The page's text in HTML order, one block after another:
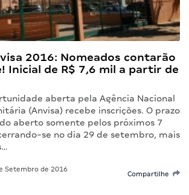
2016: Nomeados contarão
Inicial de R$ 7,6 mil a partir de
aberta pela Agência Nacional
(Anvisa) recebe inscrições. O prazo
aberto somente pelos próximos 7
se no dia 29 de setembro, mais
Setembro de 2016
Compartilhe